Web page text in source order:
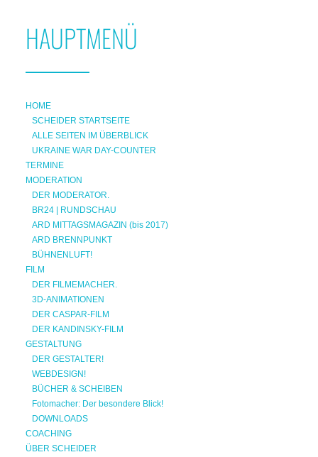
HAUPTMENÜ
HOME
SCHEIDER STARTSEITE
ALLE SEITEN IM ÜBERBLICK
UKRAINE WAR DAY-COUNTER
TERMINE
MODERATION
DER MODERATOR.
BR24 | RUNDSCHAU
ARD MITTAGSMAGAZIN (bis 2017)
ARD BRENNPUNKT
BÜHNENLUFT!
FILM
DER FILMEMACHER.
3D-ANIMATIONEN
DER CASPAR-FILM
DER KANDINSKY-FILM
GESTALTUNG
DER GESTALTER!
WEBDESIGN!
BÜCHER & SCHEIBEN
Fotomacher: Der besondere Blick!
DOWNLOADS
COACHING
ÜBER SCHEIDER